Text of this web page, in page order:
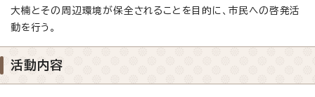
大楠とその周辺環境が保全されることを目的に、市民への啓発活
動を行う。
活動内容